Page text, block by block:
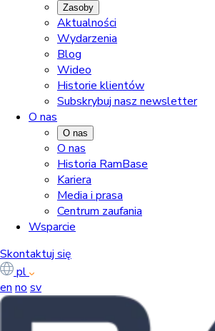
Zasoby
Aktualności
Wydarzenia
Blog
Wideo
Historie klientów
Subskrybuj nasz newsletter
O nas
O nas
O nas
Historia RamBase
Kariera
Media i prasa
Centrum zaufania
Wsparcie
Skontaktuj się
pl
en no sv